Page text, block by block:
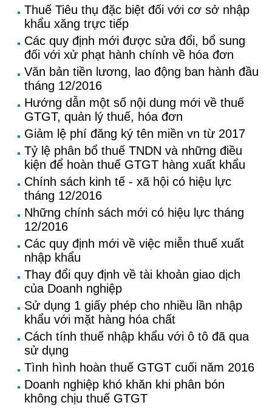
Thuế Tiêu thụ đặc biệt đối với cơ sở nhập
khẩu xăng trực tiếp
Các quy định mới được sửa đổi, bổ sung
đối với xử phạt hành chính về hóa đơn
Văn bản tiền lương, lao động ban hành đầu
tháng 12/2016
Hướng dẫn một số nội dung mới về thuế
GTGT, quản lý thuế, hóa đơn
Giảm lệ phí đăng ký tên miền vn từ 2017
Tỷ lệ phân bổ thuế TNDN và những điều
kiện để hoàn thuế GTGT hàng xuất khẩu
Chính sách kinh tế - xã hội có hiệu lực
tháng 12/2016
Những chính sách mới có hiệu lực tháng
12/2016
Các quy định mới về việc miễn thuế xuất
nhập khẩu
Thay đổi quy định về tài khoản giao dịch
của Doanh nghiệp
Sử dụng 1 giấy phép cho nhiều lần nhập
khẩu với mặt hàng hóa chất
Cách tính thuế nhập khẩu với ô tô đã qua
sử dụng
Tình hình hoàn thuế GTGT cuối năm 2016
Doanh nghiệp khó khăn khi phân bón
không chịu thuế GTGT